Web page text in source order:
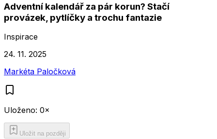
Adventní kalendář za pár korun? Stačí
provázek, pytlíčky a trochu fantazie
Inspirace
24. 11. 2025
Markéta Paločková
Uloženo: 0×
Uložit na později